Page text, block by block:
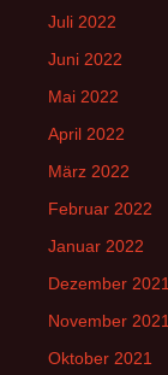
Juli 2022
Juni 2022
Mai 2022
April 2022
März 2022
Februar 2022
Januar 2022
Dezember 2021
November 2021
Oktober 2021